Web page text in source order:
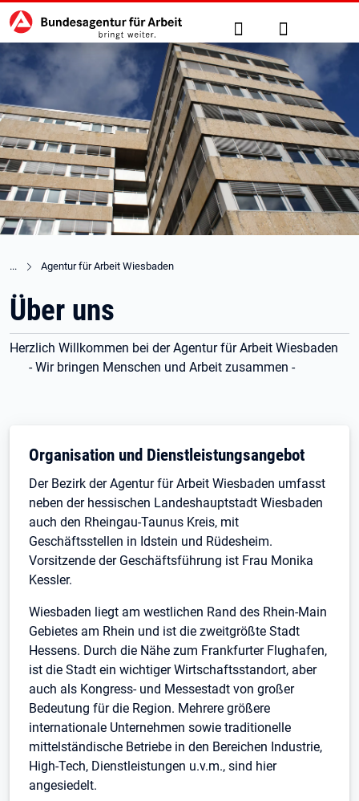
zu den Hauptinhalten springen
Hauptnavigation Suche Anmelden
Agentur für Arbeit Wiesbaden
Über uns
Herzlich Willkommen bei der Agentur für Arbeit Wiesbaden
- Wir bringen Menschen und Arbeit zusammen -
Organisation und Dienstleistungsangebot
Der Bezirk der Agentur für Arbeit Wiesbaden umfasst
neben der hessischen Landeshauptstadt Wiesbaden
auch den Rheingau-Taunus Kreis, mit
Geschäftsstellen in Idstein und Rüdesheim.
Vorsitzende der Geschäftsführung ist Frau Monika
Kessler.
Wiesbaden liegt am westlichen Rand des Rhein-Main
Gebietes am Rhein und ist die zweitgrößte Stadt
Hessens. Durch die Nähe zum Frankfurter Flughafen,
ist die Stadt ein wichtiger Wirtschaftsstandort, aber
auch als Kongress- und Messestadt von großer
Bedeutung für die Region. Mehrere größere
internationale Unternehmen sowie traditionelle
mittelständische Betriebe in den Bereichen Industrie,
High-Tech, Dienstleistungen u.v.m., sind hier
angesiedelt.